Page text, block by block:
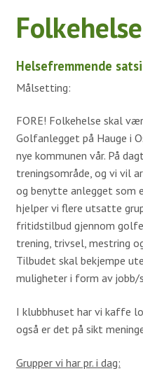
Helsefremmende
Målsetting:
FORE! Folkehelse skal
Golfanlegget på Hauge i
nye kommunen vår. På
treningsområde, og vi vil
og benytte anlegget som
hjelper vi flere utsatte
fritidstilbud gjennom
trening, trivsel, mestring
Tilbudet skal bekjempe
muligheter i form av jobb/
I klubbhuset har vi kaffe
også er det på sikt
Grupper vi har pr. i dag: